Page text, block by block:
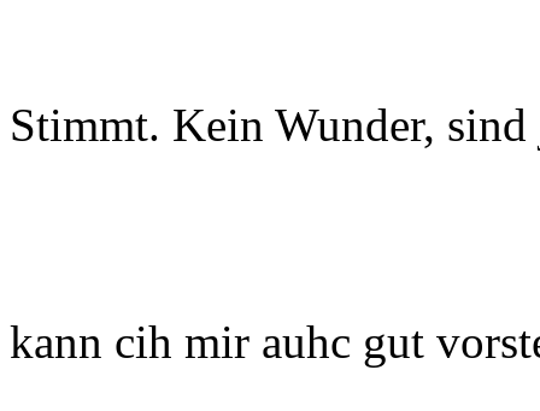
Stimmt. Kein Wunder,
kann cih mir auhc gut